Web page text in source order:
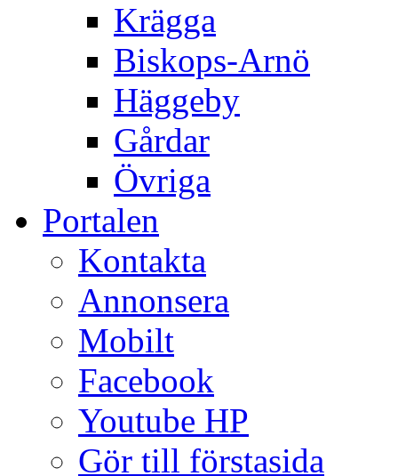
Krägga
Biskops-Arnö
Häggeby
Gårdar
Övriga
Portalen
Kontakta
Annonsera
Mobilt
Facebook
Youtube HP
Gör till förstasida